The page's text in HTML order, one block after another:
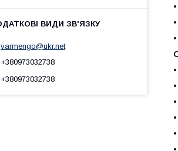
varmengo@ukr.net
+380973032738
+380973032738